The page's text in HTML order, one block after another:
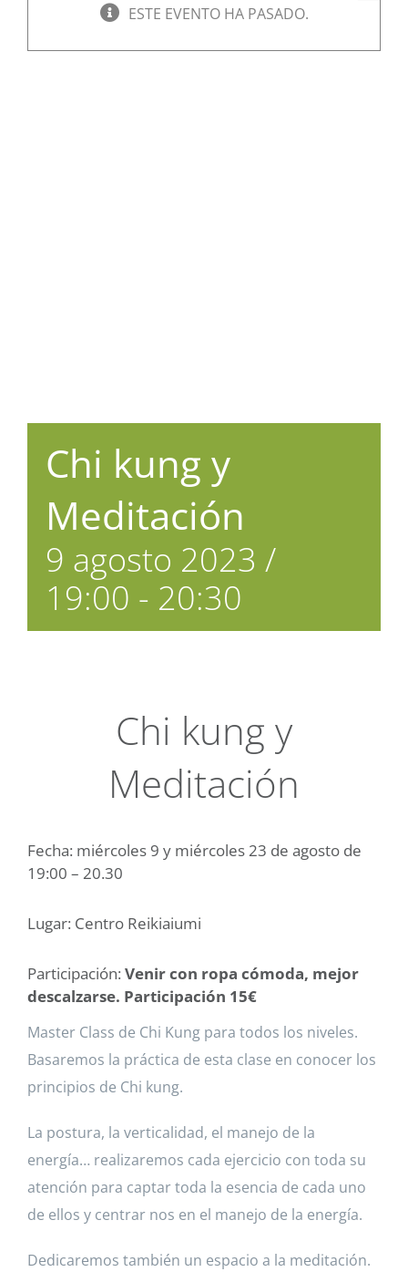
ESTE EVENTO HA PASADO.
Chi kung y
Meditación
9 agosto 2023 /
19:00 - 20:30
Chi kung y
Meditación
Fecha: miércoles 9 y miércoles 23 de agosto de
19:00 – 20.30
Lugar: Centro Reikiaiumi
Participación: Venir con ropa cómoda, mejor
descalzarse. Participación 15€
Master Class de Chi Kung para todos los niveles.
Basaremos la práctica de esta clase en conocer los
principios de Chi kung.
La postura, la verticalidad, el manejo de la
energía… realizaremos cada ejercicio con toda su
atención para captar toda la esencia de cada uno
de ellos y centrar nos en el manejo de la energía.
Dedicaremos también un espacio a la meditación.